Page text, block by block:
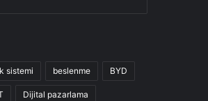
sistemi beslenme BYD
Dijital pazarlama